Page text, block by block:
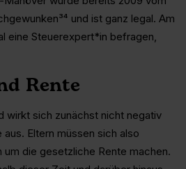
und ist ganz legal. Am
eine Steuerexpert*in befragen,
Rente
wirkt sich zunächst nicht negativ
Eltern müssen sich also
die gesetzliche Rente machen.